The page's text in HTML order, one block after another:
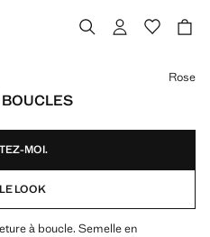
BOUCLES
Rose
MOI.
LOOK
à boucle. Semelle en